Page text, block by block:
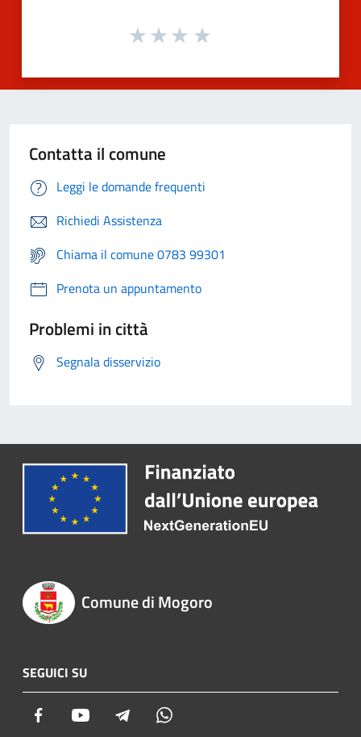
Contatta il comune
Leggi le domande frequenti
Richiedi Assistenza
Chiama il comune 0783 99301
Prenota un appuntamento
Problemi in città
Segnala disservizio
Comune di Mogoro
SEGUICI SU
Facebook Youtube Telegram